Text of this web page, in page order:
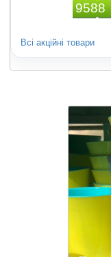
9588
Всі акційні товари